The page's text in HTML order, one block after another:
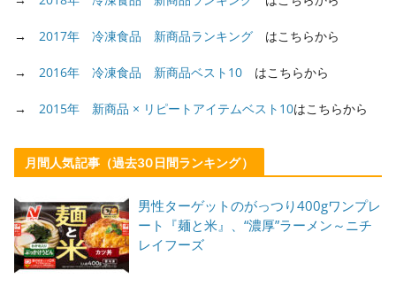
→ 2017年 冷凍食品 新商品ランキング はこちらから
→ 2016年 冷凍食品 新商品ベスト10 はこちらから
→ 2015年 新商品 × リピートアイテムベスト10はこちらから
月間人気記事（過去30日間ランキング）
男性ターゲットのがっつり400gワンプレ
ート『麺と米』、“濃厚”ラーメン～ニチ
レイフーズ